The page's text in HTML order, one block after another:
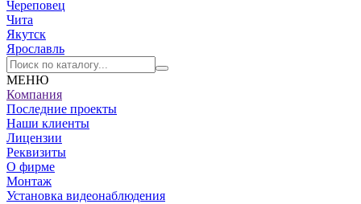
Череповец
Чита
Якутск
Ярославль
МЕНЮ
Компания
Последние проекты
Наши клиенты
Лицензии
Реквизиты
О фирме
Монтаж
Установка видеонаблюдения